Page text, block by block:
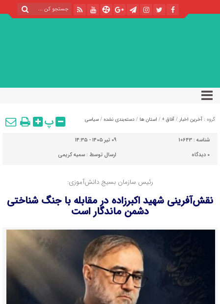
گروه : آخرین اخبار / آفاق + / استان ها / دسته‌بندی نشده / سیاسی پ
شناسه : 10643
۰۹ تیر ۱۴۰۵ - ۱۴:۳۵
۰ دیدگاه ارسال توسط :سمیه کریمی
رئیس سازمان بسیج دانش‌آموزی:
نقش‌آفرینی شهید اکبرزاده در مقابله با جنگ شناختی
دشمن ماندگار است